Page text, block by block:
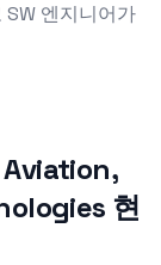
SW 엔지니어가
Aviation,
현